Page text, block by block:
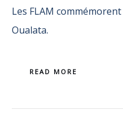
Les FLAM
Oualata.
READ MORE